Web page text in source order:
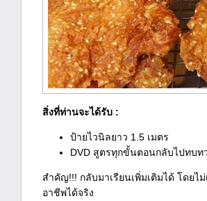
สิ่งที่ท่านจะได้รับ :
ป้ายไวนิลยาว 1.5 เมตร
DVD สูตรทุกขั้นตอนกลับไปทบท
สำคัญ!!! กลับมาเรียนเพิ่มเติมได้ โดยไ
อาชีพได้จริง